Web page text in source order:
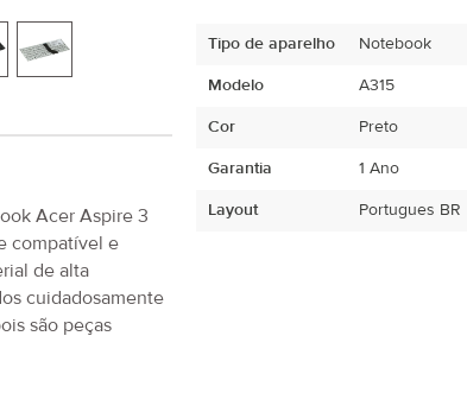
Acer Aspire 3
compatível e
de alta
cuidadosamente
são peças
Tipo de aparelho
Notebook
Modelo
A315
Cor
Preto
Garantia
1 Ano
Layout
Portugues BR